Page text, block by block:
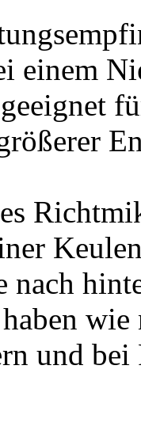
einem
nach
wie
und